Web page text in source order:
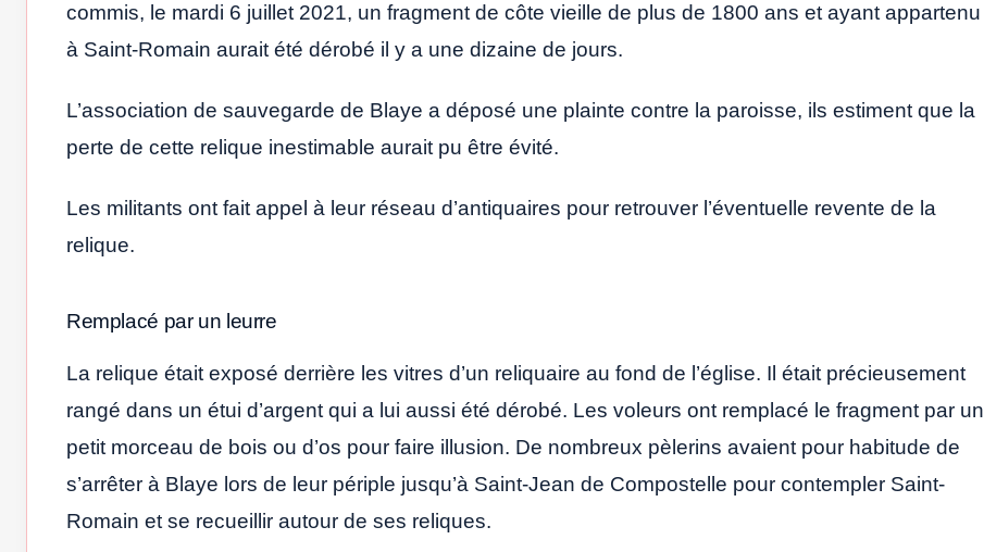
commis, le mardi 6 juillet 2021, un fragment de côte vieille de plus de 1800 ans et ayant appartenu
à Saint-Romain aurait été dérobé il y a une dizaine de jours.
L’association de sauvegarde de Blaye a déposé une plainte contre la paroisse, ils estiment que la
perte de cette relique inestimable aurait pu être évité.
Les militants ont fait appel à leur réseau d’antiquaires pour retrouver l’éventuelle revente de la
relique.
Remplacé par un leurre
La relique était exposé derrière les vitres d’un reliquaire au fond de l’église. Il était précieusement
rangé dans un étui d’argent qui a lui aussi été dérobé. Les voleurs ont remplacé le fragment par un
petit morceau de bois ou d’os pour faire illusion. De nombreux pèlerins avaient pour habitude de
s’arrêter à Blaye lors de leur périple jusqu’à Saint-Jean de Compostelle pour contempler Saint-
Romain et se recueillir autour de ses reliques.